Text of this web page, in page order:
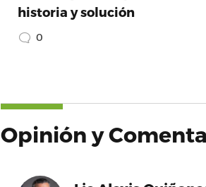
historia y solución
0
Opinión y